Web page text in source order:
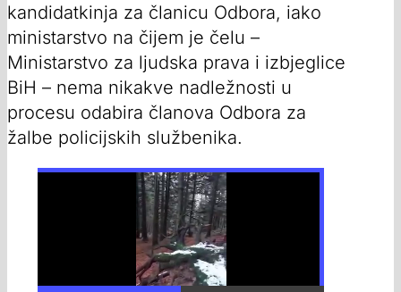
kandidatkinja za članicu Odbora, iako
ministarstvo na čijem je čelu –
Ministarstvo za ljudska prava i izbjeglice
BiH – nema nikakve nadležnosti u
procesu odabira članova Odbora za
žalbe policijskih službenika.